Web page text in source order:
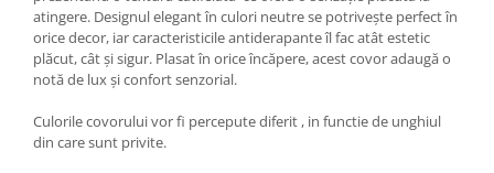
atingere. Designul elegant în culori neutre se potrivește perfect în
orice decor, iar caracteristicile antiderapante îl fac atât estetic
plăcut, cât și sigur. Plasat în orice încăpere, acest covor adaugă o
notă de lux și confort senzorial.
Culorile covorului vor fi percepute diferit , in functie de unghiul
din care sunt privite.